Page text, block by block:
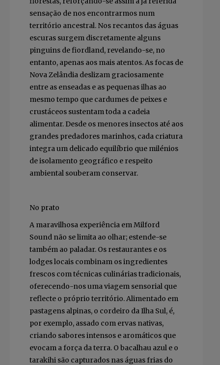
sensação de nos encontrarmos num
território ancestral. Nos recantos das águas
escuras surgem discretamente alguns
pinguins de fiordland, revelando-se, no
entanto, apenas aos mais atentos. As focas de
Nova Zelândia deslizam graciosamente
entre as enseadas e as pequenas ilhas ao
mesmo tempo que cardumes de peixes e
crustáceos sustentam toda a cadeia
alimentar. Desde os menores insectos até aos
grandes predadores marinhos, cada criatura
integra um delicado equilíbrio que milénios
de isolamento geográfico e respeito
ambiental souberam conservar.
No prato
A maravilhosa experiência em Milford
Sound não se limita ao olhar; estende-se
também ao paladar. Os restaurantes e os
lodges locais combinam os ingredientes
frescos com técnicas culinárias tradicionais,
oferecendo-nos uma viagem sensorial que
reflecte o próprio território. Alimentado em
pastagens alpinas, o cordeiro da Ilha Sul, é,
por exemplo, assado com ervas nativas,
criando sabores intensos e aromáticos que
evocam a força da terra. O bacalhau azul e o
tarakihi são capturados nas águas frias do